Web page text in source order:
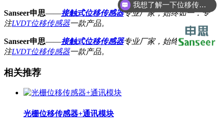
Sanseer申思——接触式位移传感器专业厂家，始终如一，专
注LVDT位移传感器一款产品。
Sanseer申思——接触式位移传感器专业厂家，始终如一，专
注LVDT位移传感器一款产品。
相关推荐
光栅位移传感器+通讯模块
我想了解一下位移传感器